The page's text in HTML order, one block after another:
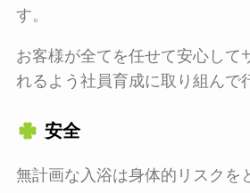
す。
お客様が全てを任せて安心して
れるよう社員育成に取り組んで
安全
無計画な入浴は身体的リスクを